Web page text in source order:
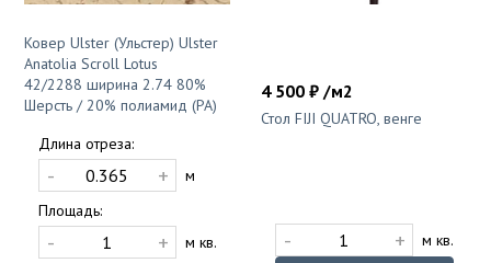
Ковер Ulster (Ульстер) Ulster
Anatolia Scroll Lotus
42/2288 ширина 2.74 80%
Шерсть / 20% полиамид (PA)
Длина отреза:
- +
м
Площадь:
- + м кв.
4 500 ₽ /м2
Стол FIJI QUATRO, венге
- +
м кв.